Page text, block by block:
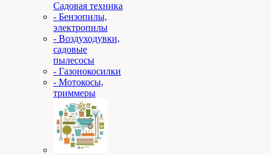
Садовая техника
- Бензопилы,
электропилы
- Воздуходувки,
садовые
пылесосы
- Газонокосилки
- Мотокосы,
триммеры